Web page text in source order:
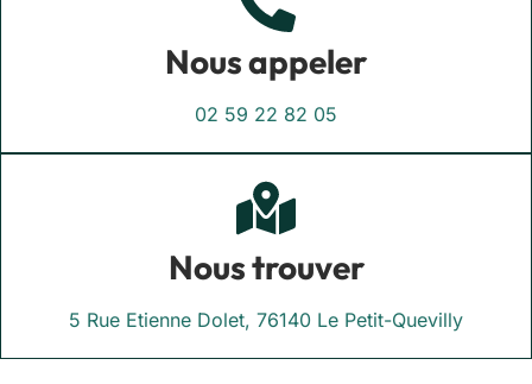
Nous appeler
02 59 22 82 05
Nous trouver
5 Rue Etienne Dolet, 76140 Le Petit-Quevilly